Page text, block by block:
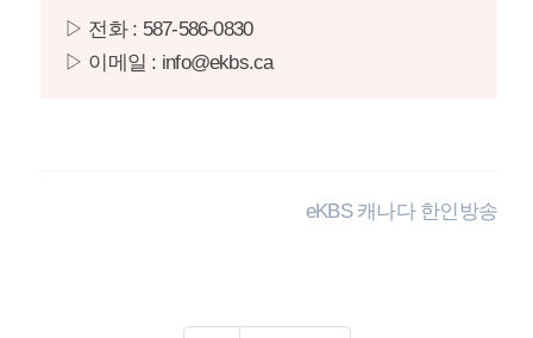
▷ 전화 : 587-586-0830
▷ 이메일 : info@ekbs.ca
eKBS 캐나다 한인방송